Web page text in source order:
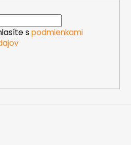
s podmienkami